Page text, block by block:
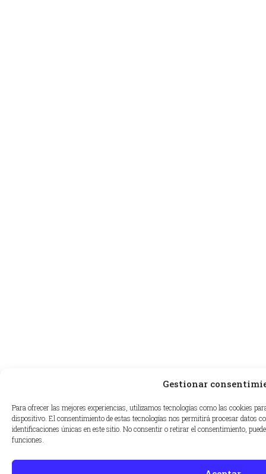
Gestionar
Para ofrecer las mejores experiencias, utilizamos tecnologías como las cookies
dispositivo. El consentimiento de estas tecnologías nos permitirá procesar datos
identificaciones únicas en este sitio. No consentir o retirar el consentimiento,
funciones.